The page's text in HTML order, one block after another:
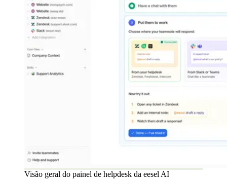
Visão geral do painel de helpdesk da eesel AI